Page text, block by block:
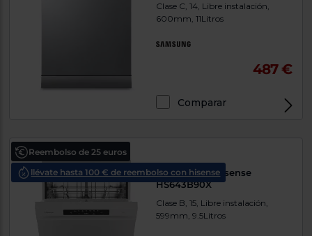
Clase C, 14, Libre instalación,
600mm, 11Litros
487 €
Comparar
Reembolso de 25 euros
llévate hasta 100 € de reembolso con hisense
Lavavajillas Hisense
HS643B90X
Clase B, 15, Libre instalación,
599mm, 9.5Litros